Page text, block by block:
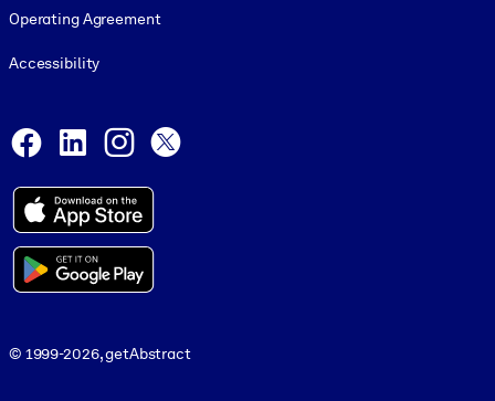
Operating Agreement
Accessibility
Facebook
LinkedInInstagram
© 1999-2026, getAbstract